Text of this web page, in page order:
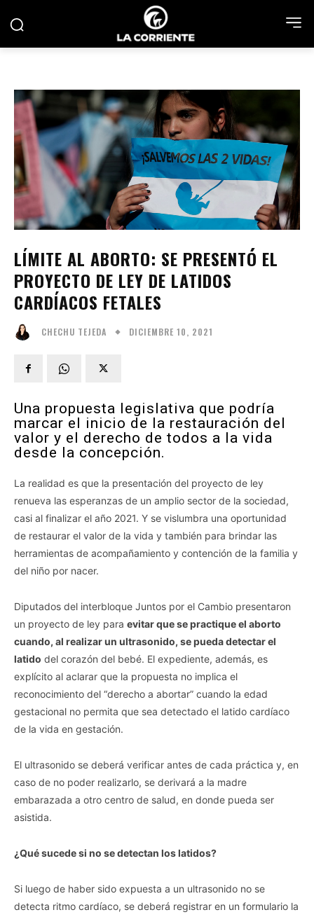
LÍMITE AL ABORTO: SE PRESENTÓ EL
PROYECTO DE LEY DE LATIDOS
CARDÍACOS FETALES
CHECHU TEJEDA DICIEMBRE 10, 2021
Una propuesta legislativa que podría
marcar el inicio de la restauración del
valor y el derecho de todos a la vida
desde la concepción.
La realidad es que la presentación del proyecto de ley
renueva las esperanzas de un amplio sector de la sociedad,
casi al finalizar el año 2021. Y se vislumbra una oportunidad
de restaurar el valor de la vida y también para brindar las
herramientas de acompañamiento y contención de la familia y
del niño por nacer.
Diputados del interbloque Juntos por el Cambio presentaron
un proyecto de ley para evitar que se practique el aborto
cuando, al realizar un ultrasonido, se pueda detectar el
latido del corazón del bebé. El expediente, además, es
explícito al aclarar que la propuesta no implica el
reconocimiento del “derecho a abortar” cuando la edad
gestacional no permita que sea detectado el latido cardíaco
de la vida en gestación.
El ultrasonido se deberá verificar antes de cada práctica y, en
caso de no poder realizarlo, se derivará a la madre
embarazada a otro centro de salud, en donde pueda ser
asistida.
¿Qué sucede si no se detectan los latidos?
Si luego de haber sido expuesta a un ultrasonido no se
detecta ritmo cardíaco, se deberá registrar en un formulario la